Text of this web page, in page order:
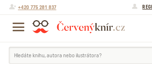
+420 775 281 837